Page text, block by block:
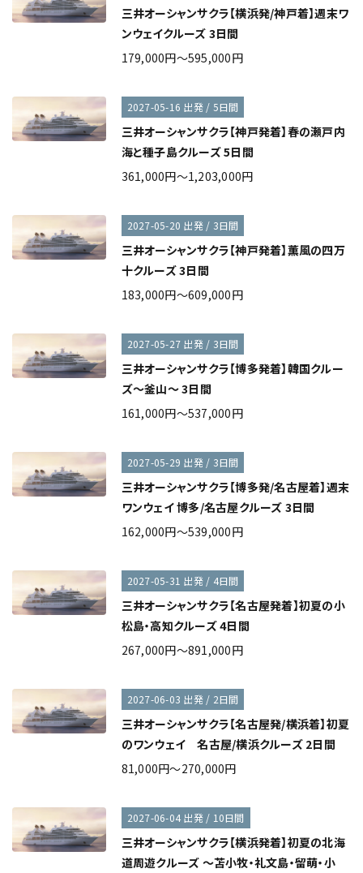
三井オーシャンサクラ【横浜発/神戸着】週末ワ
ンウェイクルーズ 3日間
179,000円～595,000円
2027-05-16 出発 / 5日間
三井オーシャンサクラ【神戸発着】春の瀬戸内
海と種子島クルーズ 5日間
361,000円～1,203,000円
2027-05-20 出発 / 3日間
三井オーシャンサクラ【神戸発着】薫風の四万
十クルーズ 3日間
183,000円～609,000円
2027-05-27 出発 / 3日間
三井オーシャンサクラ【博多発着】韓国クルー
ズ～釜山～ 3日間
161,000円～537,000円
2027-05-29 出発 / 3日間
三井オーシャンサクラ【博多発/名古屋着】週末
ワンウェイ 博多/名古屋クルーズ 3日間
162,000円～539,000円
2027-05-31 出発 / 4日間
三井オーシャンサクラ【名古屋発着】初夏の小
松島・高知クルーズ 4日間
267,000円～891,000円
2027-06-03 出発 / 2日間
三井オーシャンサクラ【名古屋発/横浜着】初夏
のワンウェイ 名古屋/横浜クルーズ 2日間
81,000円～270,000円
2027-06-04 出発 / 10日間
三井オーシャンサクラ【横浜発着】初夏の北海
道周遊クルーズ ～苫小牧・礼文島・留萌・小